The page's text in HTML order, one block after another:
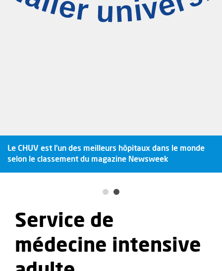
Le CHUV est l’un des meilleurs hôpitaux dans le monde
selon le classement du magazine Newsweek
Service de
médecine intensive